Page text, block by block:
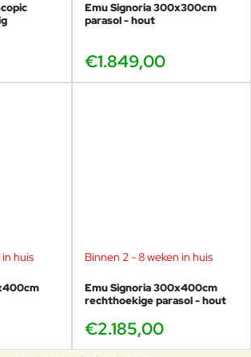
Emu Signoria 300x300cm
parasol - hout
€1.849,00
huis Binnen 2 - 8 weken in huis
Emu Signoria 300x400cm
rechthoekige parasol - hout
€2.185,00